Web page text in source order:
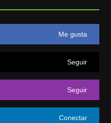
Me gusta
Seguir
Seguir
Conectar